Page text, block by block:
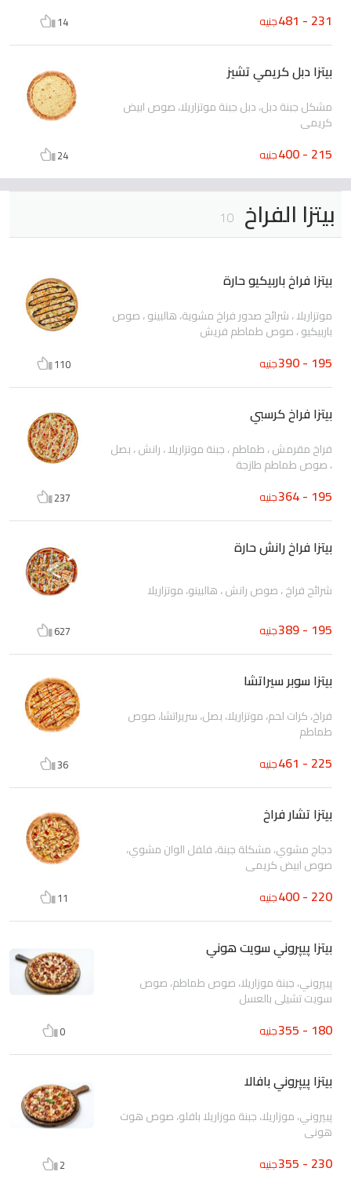
231 - 481 جنيه 14
بيتزا دبل كريمي تشيز
مشكل جبنة دبل، دبل جبنة موتزاريلا، صوص ابيض
كريمي
215 - 400 جنيه 24
بيتزا الفراخ 10
بيتزا فراخ باربيكيو حارة
موتزاريلا ، شرائح صدور فراخ مشوية، هالبينو ، صوص
باربيكيو ، صوص طماطم فريش
195 - 390 جنيه 110
بيتزا فراخ كرسبي
فراخ مقرمش ، طماطم ، جبنة موتزاريلا ، رانش ، بصل
، صوص طماطم طازجة
195 - 364 جنيه 237
بيتزا فراخ رانش حارة
شرائح فراخ ، صوص رانش ، هالبينو، موتزاريلا
195 - 389 جنيه 627
بيتزا سوبر سيراتشا
فراخ، كرات لحم، موتزاريلا، بصل، سريراتشا، صوص
طماطم
225 - 461 جنيه 36
بيتزا تشار فراخ
دجاج مشوي، مشكلة جبنة، فلفل الوان مشوي،
صوص ابيض كريمي
220 - 400 جنيه 11
بيتزا پيپروني سويت هوني
پيپروني، جبنة موزاريلا، صوص طماطم، صوص
سويت تشيلي بالعسل
180 - 355 جنيه 0
بيتزا پيپروني بافالا
پيپروني، موزاريلا، جبنة موزاريلا بافلو، صوص هوت
هوني
230 - 355 جنيه 2